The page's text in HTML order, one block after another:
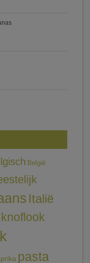
België
Italië
knoflook
pasta